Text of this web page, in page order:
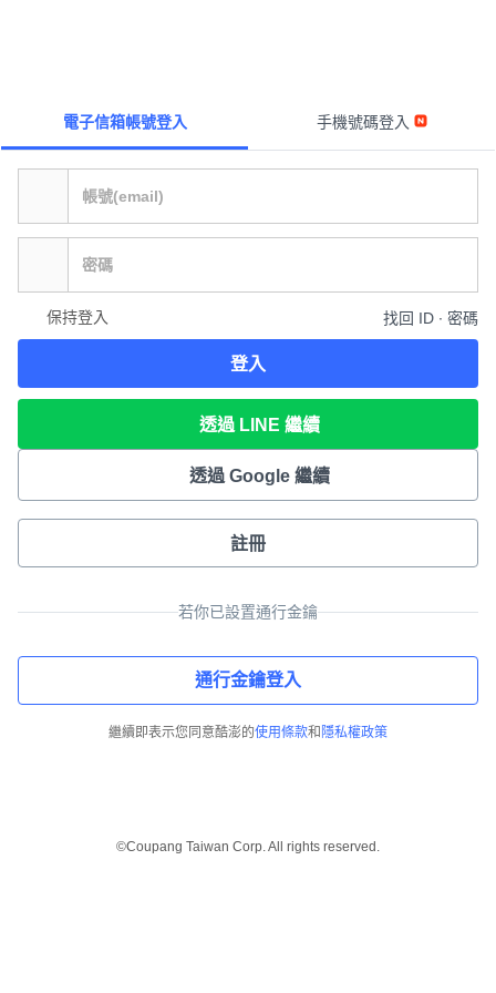
電子信箱帳號登入 手機號碼登入
保持登入 找回 ID ∙ 密碼
登入
透過 LINE 繼續
透過 Google 繼續
註冊
若你已設置通行金鑰
通行金鑰登入
繼續即表示您同意酷澎的使用條款和 隱私權政策
©Coupang Taiwan Corp. All rights reserved.